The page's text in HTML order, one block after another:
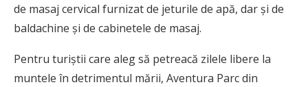
de masaj cervical furnizat de jeturile de apă, dar și de
baldachine și de cabinetele de masaj.
Pentru turiștii care aleg să petreacă zilele libere la
muntele în detrimentul mării, Aventura Parc din